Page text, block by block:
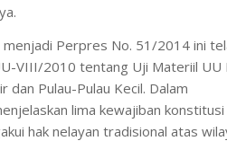
Perpres No. 51/2014 ini
VIII/2010 tentang Uji Materiil UU
Pulau-Pulau Kecil. Dalam
lima kewajiban konstitusi
hak nelayan tradisional atas